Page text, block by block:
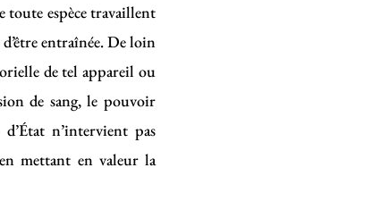
toute espèce travaillent
entraînée. De loin
de tel appareil ou
de sang, le pouvoir
n’intervient pas
mettant en valeur la